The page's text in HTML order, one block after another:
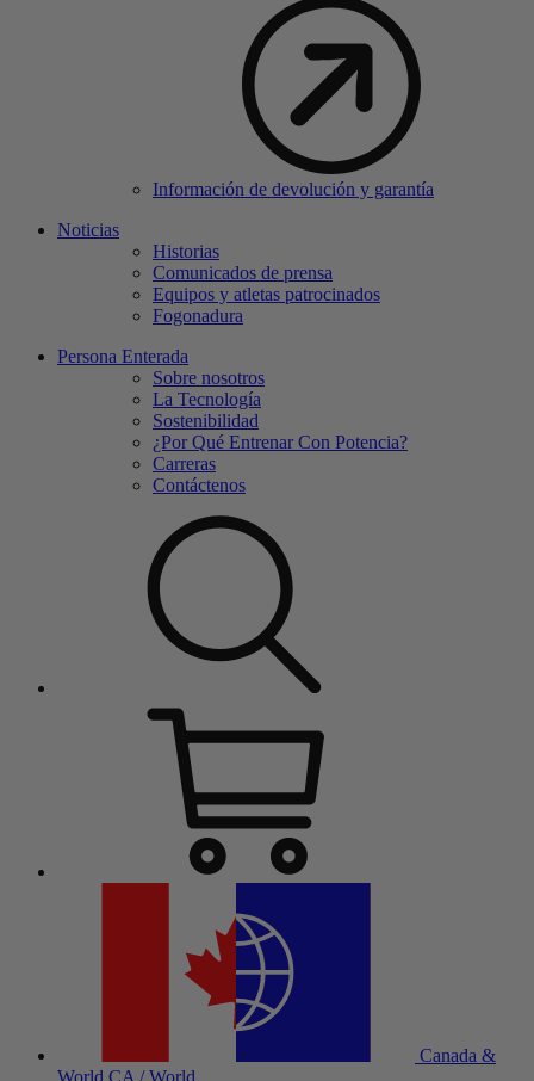
Información de devolución y garantía
Noticias
Historias
Comunicados de prensa
Equipos y atletas patrocinados
Fogonadura
Persona Enterada
Sobre nosotros
La Tecnología
Sostenibilidad
¿Por Qué Entrenar Con Potencia?
Carreras
Contáctenos
Canada &
World CA / World